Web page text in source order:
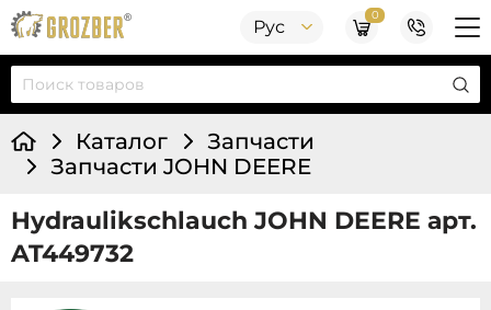
Рус
0
Каталог
Запчасти
Запчасти JOHN DEERE
Hydraulikschlauch JOHN DEERE арт.
AT449732